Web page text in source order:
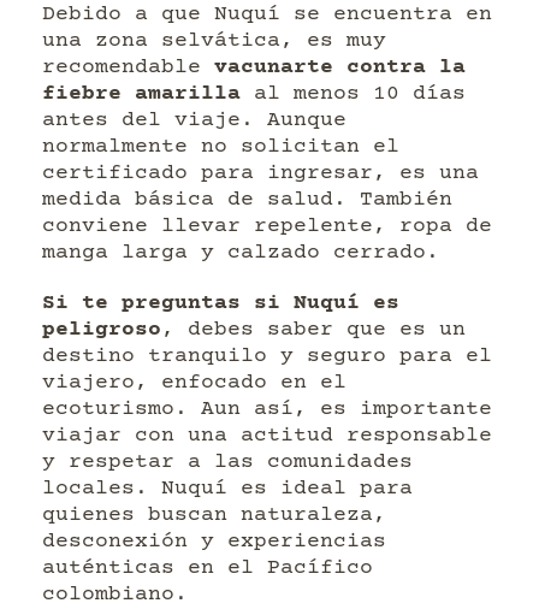
Debido a que Nuquí se encuentra en
una zona selvática, es muy
recomendable vacunarte contra la
fiebre amarilla al menos 10 días
antes del viaje. Aunque
normalmente no solicitan el
certificado para ingresar, es una
medida básica de salud. También
conviene llevar repelente, ropa de
manga larga y calzado cerrado.
Si te preguntas si Nuquí es
peligroso , debes saber que es un
destino tranquilo y seguro para el
viajero, enfocado en el
ecoturismo. Aun así, es importante
viajar con una actitud responsable
y respetar a las comunidades
locales. Nuquí es ideal para
quienes buscan naturaleza,
desconexión y experiencias
auténticas en el Pacífico
colombiano.